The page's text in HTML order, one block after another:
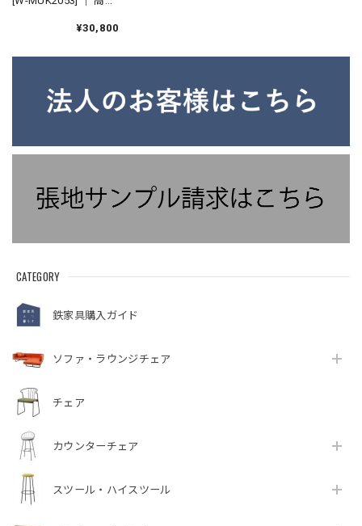
CATEGORY
鉄家具購入ガイド
ソファ・ラウンジチェア
チェア
カウンターチェア
スツール・ハイスツール
¥30,800